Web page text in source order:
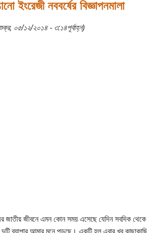
ইংরেজী নববর্ষের বিজ্ঞাপনমালা
০৫/১২/২০১৪ - ৩:১৪পূর্বাহ্ন)
জাতীয় জীবনে এমন কোন সময় এসেছে যেদিন সবদিক
দুটি ব্যাপার আমার মনে পড়ছে। একটি হল এবার খুব